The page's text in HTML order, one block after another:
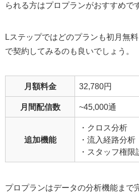
られる方はプロプランがおすすめで
Lステップではどのプランも初月無
で契約してみるのも良いでしょう。
月額料金 32,780円
月間配信数 ~45,000通
追加機能
・クロス分析
・流入経路分析
・スタッフ権限
プロプランはデータの分析機能まで